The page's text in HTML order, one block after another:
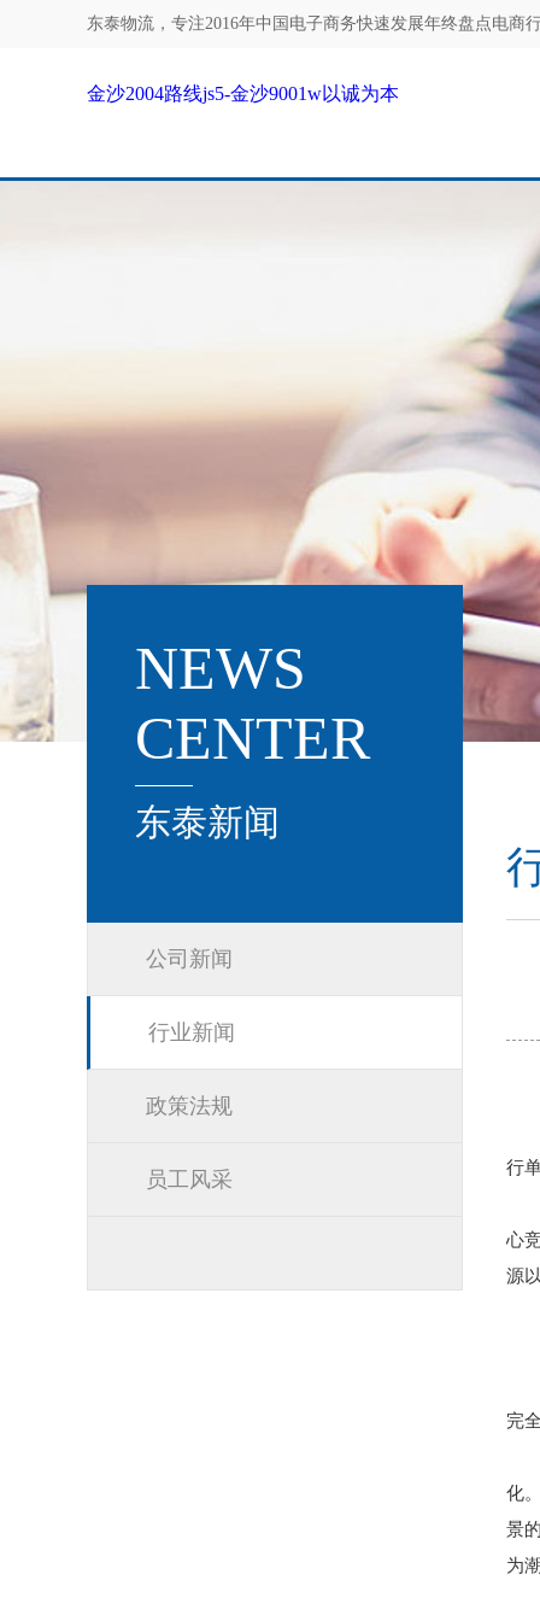
东泰物流，专注2016年中国电子商务快速发展年终盘点电商
金沙2004路线js5-金沙9001w以诚为本
NEWS
CENTER
东泰新闻
公司新闻
行业新闻
政策法规
员工风采
行
心
源
完
化
景
为